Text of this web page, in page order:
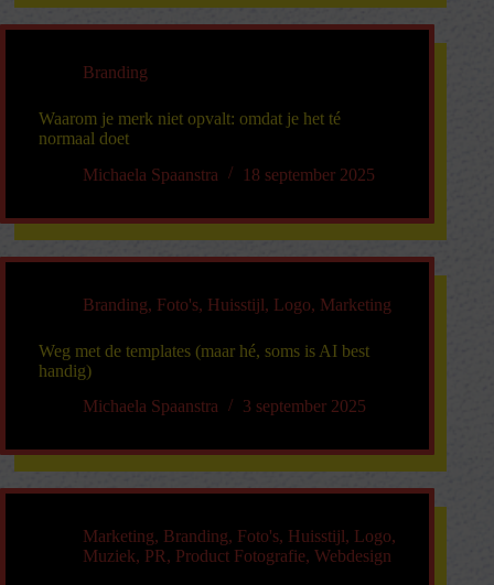
Branding
Waarom je merk niet opvalt: omdat je het té
normaal doet
Michaela Spaanstra
18 september 2025
Branding, Foto's, Huisstijl, Logo, Marketing
Weg met de templates (maar hé, soms is AI best
handig)
Michaela Spaanstra
3 september 2025
Marketing, Branding, Foto's, Huisstijl, Logo,
Muziek, PR, Product Fotografie, Webdesign